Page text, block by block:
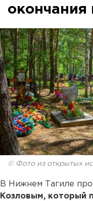
окончания
© Фото из открытых
В Нижнем Тагиле
Козловым, который